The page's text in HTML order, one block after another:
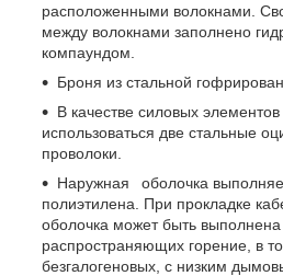
расположенными волокнами.
между волокнами заполнено
компаундом.
Броня из стальной
В качестве силовых элементов
использоваться две стальные
проволоки.
Наружная оболочка
полиэтилена. При прокладке
оболочка может быть
распространяющих горение, в
безгалогеновых, с низким